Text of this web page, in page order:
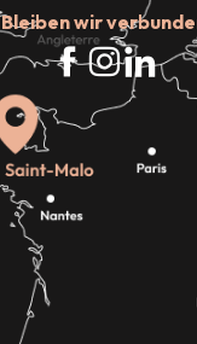
Bleiben wir